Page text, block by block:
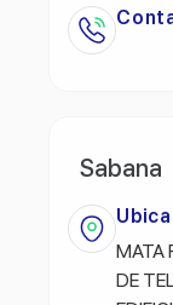
Sabana
MATA
DE